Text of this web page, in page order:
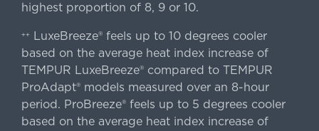
highest proportion of 8, 9 or 10.
++
LuxeBreeze® feels up to 10 degrees cooler
based on the average heat index increase of
TEMPUR LuxeBreeze® compared to TEMPUR
ProAdapt® models measured over an 8-hour
period. ProBreeze® feels up to 5 degrees cooler
based on the average heat index increase of